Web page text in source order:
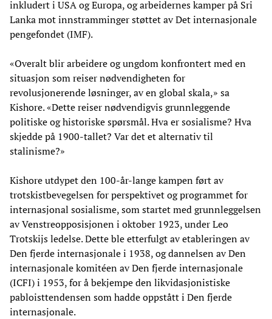
inkludert i USA og Europa, og arbeidernes kamper på Sri
Lanka mot innstramminger støttet av Det internasjonale
pengefondet (IMF).
«Overalt blir arbeidere og ungdom konfrontert med en
situasjon som reiser nødvendigheten for
revolusjonerende løsninger, av en global skala,» sa
Kishore. «Dette reiser nødvendigvis grunnleggende
politiske og historiske spørsmål. Hva er sosialisme? Hva
skjedde på 1900-tallet? Var det et alternativ til
stalinisme?»
Kishore utdypet den 100-år-lange kampen ført av
trotskistbevegelsen for perspektivet og programmet for
internasjonal sosialisme, som startet med grunnleggelsen
av Venstreopposisjonen i oktober 1923, under Leo
Trotskijs ledelse. Dette ble etterfulgt av etableringen av
Den fjerde internasjonale i 1938, og dannelsen av Den
internasjonale komitéen av Den fjerde internasjonale
(ICFI) i 1953, for å bekjempe den likvidasjonistiske
pabloisttendensen som hadde oppstått i Den fjerde
internasjonale.